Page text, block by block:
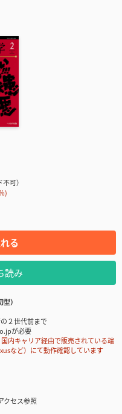
可）
)
る
読み
）
２世代前まで
が必要
内キャリア経由で販売されている端
など）にて動作確認しています
クセス参照